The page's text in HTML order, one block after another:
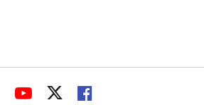
LINK
LINKLINK